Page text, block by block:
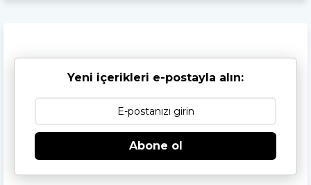
Yeni içerikleri e-postayla alın:
Abone ol